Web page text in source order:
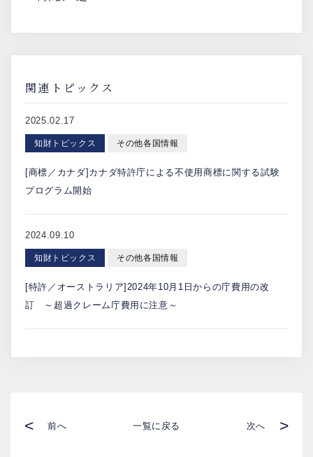
関連トピックス
2025.02.17
知財トピックス その他各国情報
[商標／カナダ]カナダ特許庁による不使用商標に関する試験
プログラム開始
2024.09.10
知財トピックス その他各国情報
[特許／オーストラリア]2024年10月1日からの庁費用の改
訂 ～超過クレーム庁費用に注意～
< 前へ 一覧に戻る 次へ >